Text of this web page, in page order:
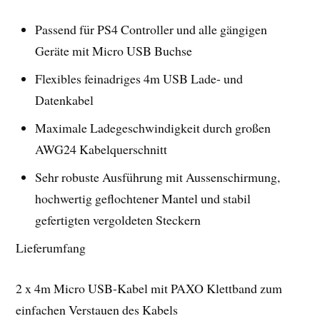
Passend für PS4 Controller und alle gängigen
Geräte mit Micro USB Buchse
Flexibles feinadriges 4m USB Lade- und
Datenkabel
Maximale Ladegeschwindigkeit durch großen
AWG24 Kabelquerschnitt
Sehr robuste Ausführung mit Aussenschirmung,
hochwertig geflochtener Mantel und stabil
gefertigten vergoldeten Steckern
Lieferumfang
2 x 4m Micro USB-Kabel mit PAXO Klettband zum
einfachen Verstauen des Kabels